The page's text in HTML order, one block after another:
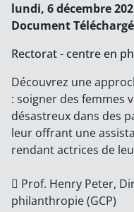
lundi, 6 décembre
Document Téléchargé
Rectorat - centre en
Découvrez une
: soigner des femmes
désastreux dans des
leur offrant une
rendant actrices de
 Prof. Henry Peter,
philanthropie (GCP)